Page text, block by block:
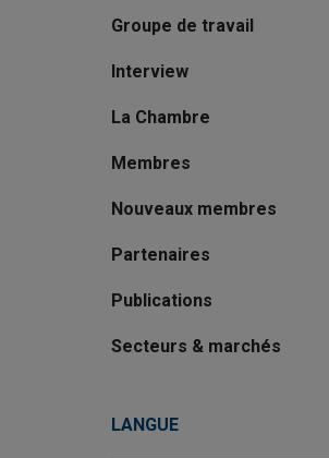
Groupe de travail
Interview
La Chambre
Membres
Nouveaux membres
Partenaires
Publications
Secteurs & marchés
LANGUE